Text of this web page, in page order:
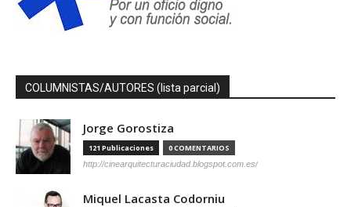
COLUMNISTAS/AUTORES (lista parcial)
Jorge Gorostiza
121 Publicaciones 0 COMENTARIOS
http://cinearquitecturaciudad.blogspot.com.es/
Miquel Lacasta Codorniu